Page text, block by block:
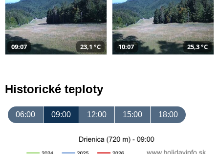
09:07 23,1 °C 10:07 25,3 °C
Historické teploty
06:00 09:00 12:00 15:00 18:00